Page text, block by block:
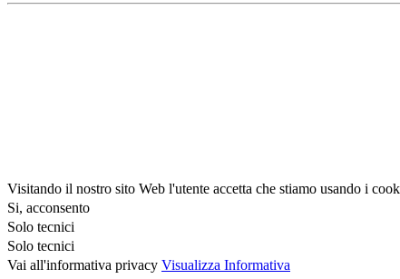
Visitando il nostro sito Web l'utente accetta che stiamo usando i
Si, acconsento
Solo tecnici
Solo tecnici
Vai all'informativa privacy Visualizza Informativa